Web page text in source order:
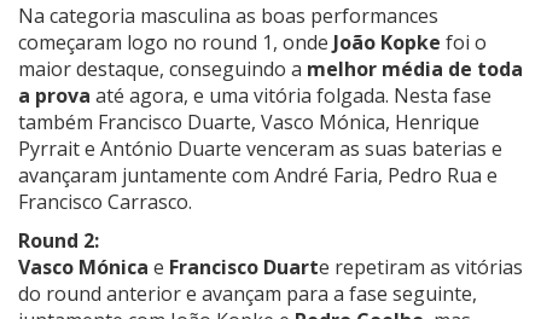
Na categoria masculina as boas performances
começaram logo no round 1, onde João Kopke foi o
maior destaque, conseguindo a melhor média de toda
a prova até agora, e uma vitória folgada. Nesta fase
também Francisco Duarte, Vasco Mónica, Henrique
Pyrrait e António Duarte venceram as suas baterias e
avançaram juntamente com André Faria, Pedro Rua e
Francisco Carrasco.
Round 2:
Vasco Mónica e Francisco Duarte repetiram as vitórias
do round anterior e avançam para a fase seguinte,